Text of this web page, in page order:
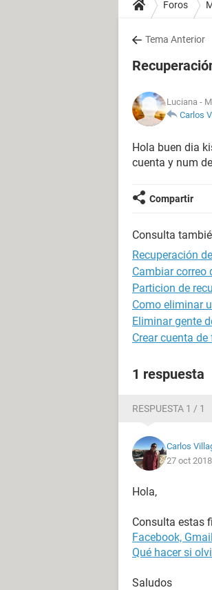
Foros
Tema Anterior
Luciana -
Carlos
Hola buen dia
cuenta y num
Compartir
Consulta
Recuperación
Cambiar correo
Particion de
Como eliminar
Eliminar gente
Crear cuenta
1 respuesta
RESPUESTA 1 / 1
Carlos
27 oct
Hola,
Consulta estas
Facebook,
Qué hacer si
Saludos